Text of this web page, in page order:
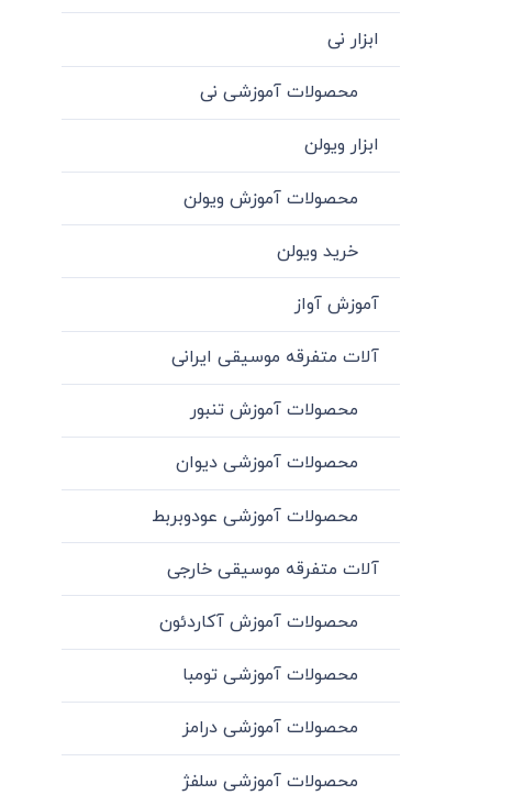
ابزار نی
محصولات آموزشی نی
ابزار ویولن
محصولات آموزش ویولن
خرید ویولن
آموزش آواز
آلات متفرقه موسیقی ایرانی
محصولات آموزش تنبور
محصولات آموزشی دیوان
محصولات آموزشی عودوبربط
آلات متفرقه موسیقی خارجی
محصولات آموزش آکاردئون
محصولات آموزشی تومبا
محصولات آموزشی درامز
محصولات آموزشی سلفژ